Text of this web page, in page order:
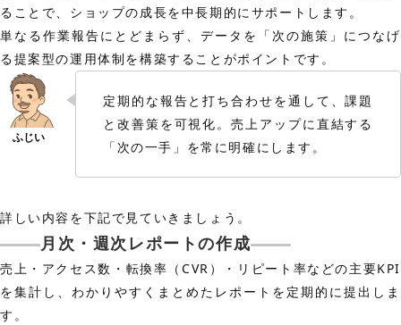
ることで、ショップの成長を中長期的にサポートします。
単なる作業報告にとどまらず、データを「次の施策」につなげ
る提案型の運用体制を構築することがポイントです。
定期的な報告と打ち合わせを通して、課題
と改善策を可視化。売上アップに直結する
「次の一手」を常に明確にします。
詳しい内容を下記で見ていきましょう。
月次・週次レポートの作成
売上・アクセス数・転換率（CVR）・リピート率などの主要KPI
を集計し、わかりやすくまとめたレポートを定期的に提出しま
す。